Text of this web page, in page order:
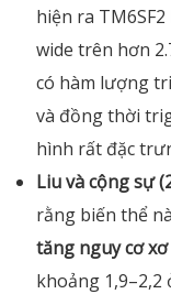
hiện ra
wide trên hơn
có hàm lượng
và đồng thời
hình rất đặc
Liu và cộng sự
rằng biến thể
tăng nguy cơ
khoảng